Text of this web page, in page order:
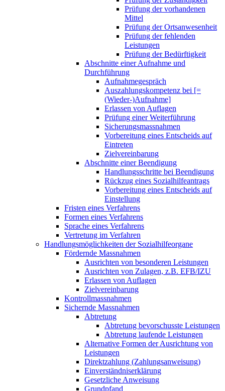
Prüfung der vorhandenen
Mittel
Prüfung der Ortsanwesenheit
Prüfung der fehlenden
Leistungen
Prüfung der Bedürftigkeit
Abschnitte einer Aufnahme und
Durchführung
Aufnahmegespräch
Auszahlungskompetenz bei [=
(Wieder-)Aufnahme]
Erlassen von Auflagen
Prüfung einer Weiterführung
Sicherungsmassnahmen
Vorbereitung eines Entscheids auf
Eintreten
Zielvereinbarung
Abschnitte einer Beendigung
Handlungsschritte bei Beendigung
Rückzug eines Sozialhilfeantrags
Vorbereitung eines Entscheids auf
Einstellung
Fristen eines Verfahrens
Formen eines Verfahrens
Sprache eines Verfahrens
Vertretung im Verfahren
Handlungsmöglichkeiten der Sozialhilfeorgane
Fördernde Massnahmen
Ausrichten von besonderen Leistungen
Ausrichten von Zulagen, z.B. EFB/IZU
Erlassen von Auflagen
Zielvereinbarung
Kontrollmassnahmen
Sichernde Massnahmen
Abtretung
Abtretung bevorschusste Leistungen
Abtretung laufende Leistungen
Alternative Formen der Ausrichtung von
Leistungen
Direktzahlung (Zahlungsanweisung)
Einverständniserklärung
Gesetzliche Anweisung
Grundpfand